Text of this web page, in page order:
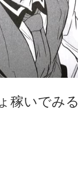
稼いでみ